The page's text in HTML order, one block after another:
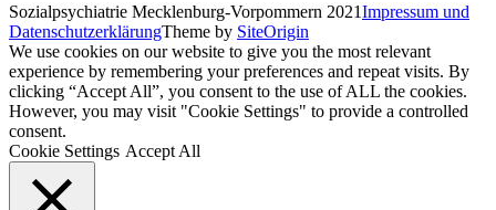
Sozialpsychiatrie Mecklenburg-Vorpommern 2021Impressum und
DatenschutzerklärungTheme by SiteOrigin
We use cookies on our website to give you the most relevant
experience by remembering your preferences and repeat visits. By
clicking “Accept All”, you consent to the use of ALL the cookies.
However, you may visit "Cookie Settings" to provide a controlled
consent.
Cookie Settings Accept All